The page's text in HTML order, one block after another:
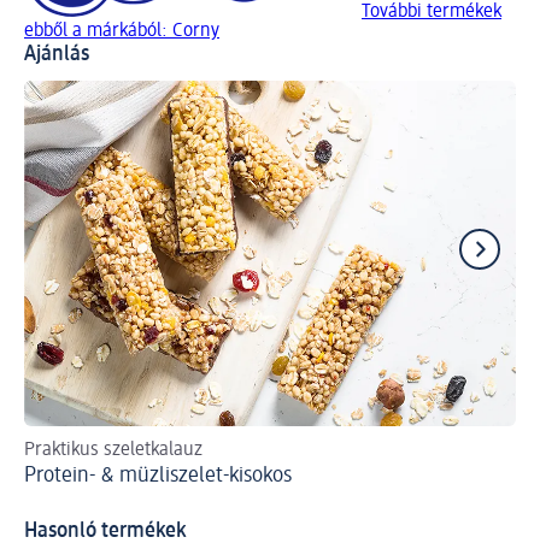
További termékek
ebből a márkából: Corny
Ajánlás
Praktikus szeletkalauz
Protein- & müzliszelet-kisokos
Hasonló termékek